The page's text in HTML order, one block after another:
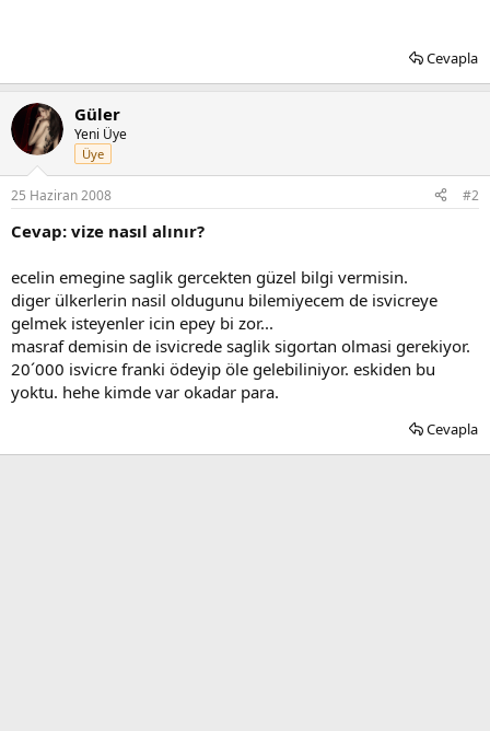
Cevapla
Güler
Yeni Üye
Üye
25 Haziran 2008 #2
Cevap: vize nasıl alınır?
ecelin emegine saglik gercekten güzel bilgi vermisin.
diger ülkerlerin nasil oldugunu bilemiyecem de isvicreye
gelmek isteyenler icin epey bi zor...
masraf demisin de isvicrede saglik sigortan olmasi gerekiyor.
20´000 isvicre franki ödeyip öle gelebiliniyor. eskiden bu
yoktu. hehe kimde var okadar para.
Cevapla